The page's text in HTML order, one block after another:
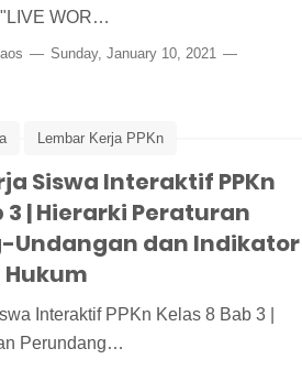
WOR…
Sunday, January 10, 2021
Lembar Kerja PPKn
Siswa Interaktif PPKn
3 | Hierarki Peraturan
Undangan dan Indikator
Interaktif PPKn Kelas 8 Bab 3 |
Perundang…